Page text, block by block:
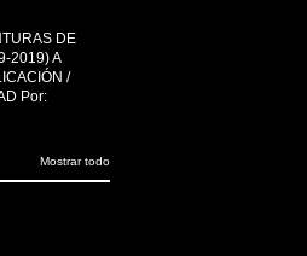
DE
2019) A
/
Por:
Mostrar todo